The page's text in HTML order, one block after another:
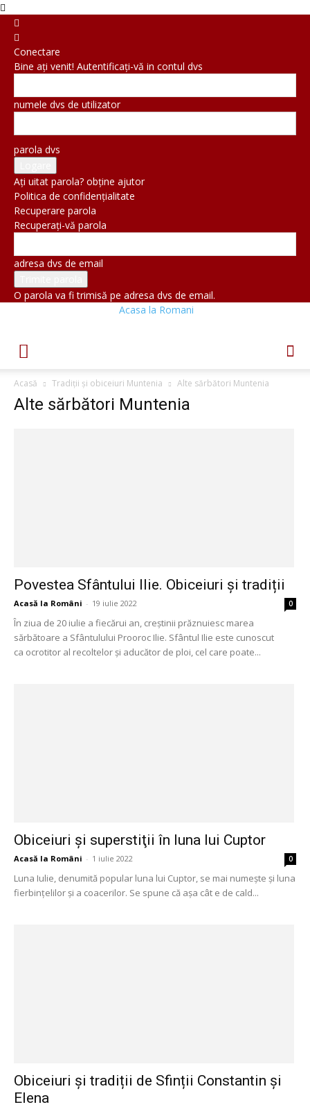
Conectare
Bine ați venit! Autentificați-vă in contul dvs
numele dvs de utilizator
parola dvs
Ați uitat parola? obține ajutor
Politica de confidențialitate
Recuperare parola
Recuperați-vă parola
adresa dvs de email
O parola va fi trimisă pe adresa dvs de email.
Acasa la Romani
Acasă Tradiții și obiceiuri Muntenia Alte sărbători Muntenia
Alte sărbători Muntenia
Povestea Sfântului Ilie. Obiceiuri și tradiții
Acasă la Români - 19 iulie 2022 0
În ziua de 20 iulie a fiecărui an, creştinii prăznuiesc marea
sărbătoare a Sfântulului Prooroc Ilie. Sfântul Ilie este cunoscut
ca ocrotitor al recoltelor și aducător de ploi, cel care poate...
Obiceiuri şi superstiţii în luna lui Cuptor
Acasă la Români - 1 iulie 2022 0
Luna Iulie, denumită popular luna lui Cuptor, se mai numește și luna
fierbințelilor și a coacerilor. Se spune că așa cât e de cald...
Obiceiuri și tradiții de Sfinții Constantin și
Elena